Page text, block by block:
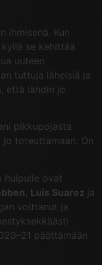
ihmisenä. Kun
se kehittää
uuteen
tuttuja läheisiä ja
että lähdin jo
pikkupojasta
jo toteuttamaan. On
huipulle ovat
Luis Suarez ja
voittanut ja
päättämään